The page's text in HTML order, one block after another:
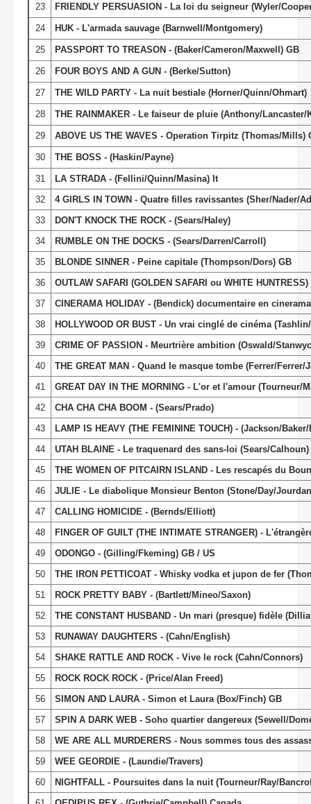
23 FRIENDLY PERSUASION - La loi du seigneur (Wyler/
24 HUK - L'armada sauvage (Barnwell/Montgomery)
25 PASSPORT TO TREASON - (Baker/Cameron/Maxwell) GB
26 FOUR BOYS AND A GUN - (Berke/Sutton)
27 THE WILD PARTY - La nuit bestiale (Horner/Quinn/Ohmart)
28 THE RAINMAKER - Le faiseur de pluie (Anthony/Lancaster/
29 ABOVE US THE WAVES - Operation Tirpitz (Thomas/Mills)
30 THE BOSS - (Haskin/Payne)
31
LA STRADA - (Fellini/Quinn/Masina) It
32
4 GIRLS IN TOWN - Quatre filles ravissantes (Sher/Nader/
33
DON'T KNOCK THE ROCK - (Sears/Haley)
34
RUMBLE ON THE DOCKS - (Sears/Darren/Carroll)
35
BLONDE SINNER - Peine capitale (Thompson/Dors) GB
36
OUTLAW SAFARI (GOLDEN SAFARI ou WHITE
37
CINERAMA HOLIDAY - (Bendick) documentaire en cinerama
38
HOLLYWOOD OR BUST - Un vrai cinglé de cinéma
39
CRIME OF PASSION - Meurtrière ambition (Oswald/
40
THE GREAT MAN - Quand le masque tombe (Ferrer/Ferrer/
41
GREAT DAY IN THE MORNING - L'or et l'amour (Tourneur/
42
CHA CHA CHA BOOM - (Sears/Prado)
43
LAMP IS HEAVY (THE FEMININE TOUCH) - (Jackson/Baker/
44
UTAH BLAINE - Le traquenard des sans-loi (Sears/Calhoun)
45
THE WOMEN OF PITCAIRN ISLAND - Les rescapés du
46
JULIE - Le diabolique Monsieur Benton (Stone/Day/
47
CALLING HOMICIDE - (Bernds/Elliott)
48
FINGER OF GUILT (THE INTIMATE STRANGER) -
49
ODONGO - (Gilling/Fkeming) GB / US
50
THE IRON PETTICOAT - Whisky vodka et jupon de fer
51
ROCK PRETTY BABY - (Bartlett/Mineo/Saxon)
52
THE CONSTANT HUSBAND - Un mari (presque) fidèle
53
RUNAWAY DAUGHTERS - (Cahn/English)
54
SHAKE RATTLE AND ROCK - Vive le rock (Cahn/Connors)
55
ROCK ROCK ROCK - (Price/Alan Freed)
56
SIMON AND LAURA - Simon et Laura (Box/Finch) GB
57
SPIN A DARK WEB - Soho quartier dangereux (Sewell/
58
WE ARE ALL MURDERERS - Nous sommes tous des
59
WEE GEORDIE - (Laundie/Travers)
60
NIGHTFALL - Poursuites dans la nuit (Tourneur/Ray/